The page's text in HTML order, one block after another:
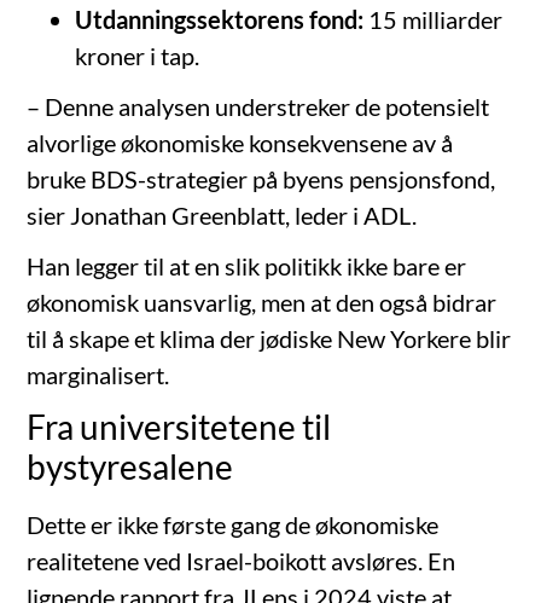
Utdanningssektorens fond: 15 milliarder
kroner i tap.
– Denne analysen understreker de potensielt
alvorlige økonomiske konsekvensene av å
bruke BDS-strategier på byens pensjonsfond,
sier Jonathan Greenblatt, leder i ADL.
Han legger til at en slik politikk ikke bare er
økonomisk uansvarlig, men at den også bidrar
til å skape et klima der jødiske New Yorkere blir
marginalisert.
Fra universitetene til
bystyresalene
Dette er ikke første gang de økonomiske
realitetene ved Israel-boikott avsløres. En
lignende rapport fra JLens i 2024 viste at